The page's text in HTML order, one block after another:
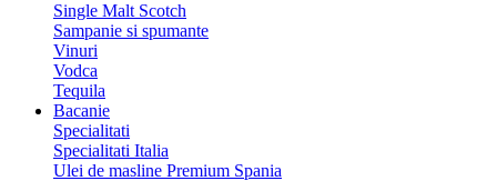
Single Malt Scotch
Sampanie si spumante
Vinuri
Vodca
Tequila
Bacanie
Specialitati
Specialitati Italia
Ulei de masline Premium Spania